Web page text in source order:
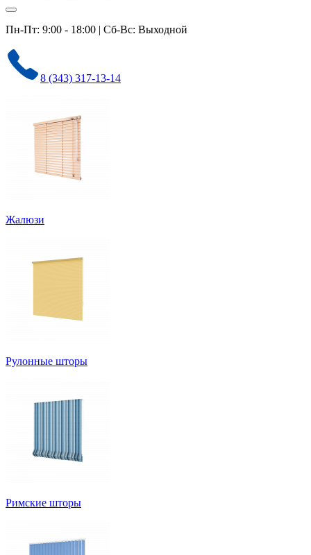
Пн-Пт: 9:00 - 18:00 | Сб-Вс: Выходной
8 (343) 317-13-14
Жалюзи
Рулонные шторы
Римские шторы